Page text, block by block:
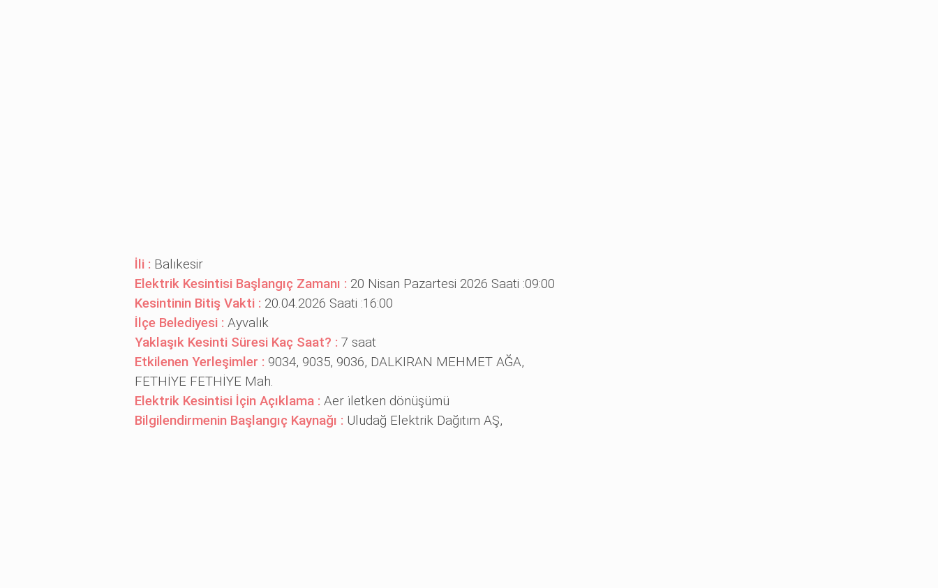
İli : Balıkesir
Elektrik Kesintisi Başlangıç Zamanı : 20 Nisan Pazartesi 2026 Saati :09:00
Kesintinin Bitiş Vakti : 20.04.2026 Saati :16:00
İlçe Belediyesi : Ayvalık
Yaklaşık Kesinti Süresi Kaç Saat? : 7 saat
Etkilenen Yerleşimler : 9034, 9035, 9036, DALKIRAN MEHMET AĞA,
FETHİYE FETHİYE Mah.
Elektrik Kesintisi İçin Açıklama : Aer i̇letken dönüşümü
Bilgilendirmenin Başlangıç Kaynağı : Uludağ Elektrik Dağıtım AŞ,